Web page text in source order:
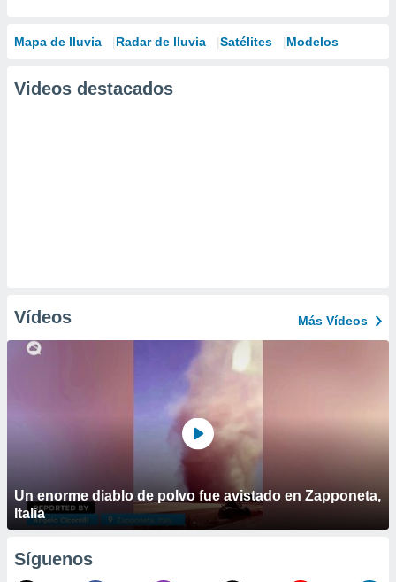
Mapa de lluvia Radar de lluvia Satélites Modelos
Videos destacados
Vídeos Más Vídeos
Un enorme diablo de polvo fue avistado en Zapponeta,
Italia
Síguenos